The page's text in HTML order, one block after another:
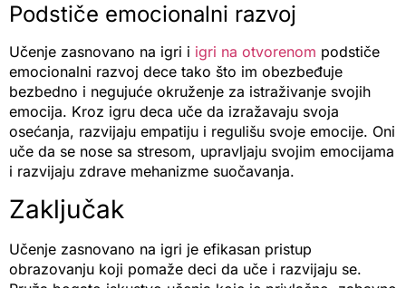
Podstiče emocionalni razvoj
Učenje zasnovano na igri i igri na otvorenom podstiče
emocionalni razvoj dece tako što im obezbeđuje
bezbedno i negujuće okruženje za istraživanje svojih
emocija. Kroz igru deca uče da izražavaju svoja
osećanja, razvijaju empatiju i regulišu svoje emocije. Oni
uče da se nose sa stresom, upravljaju svojim emocijama
i razvijaju zdrave mehanizme suočavanja.
Zaključak
Učenje zasnovano na igri je efikasan pristup
obrazovanju koji pomaže deci da uče i razvijaju se.